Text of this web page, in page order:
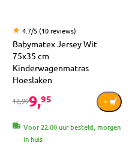
4.7/5 (10 reviews)
Babymatex Jersey Wit
75x35 cm
Kinderwagenmatras
Hoeslaken
12,999,95
Voor 22:00 uur besteld, morgen
in huis